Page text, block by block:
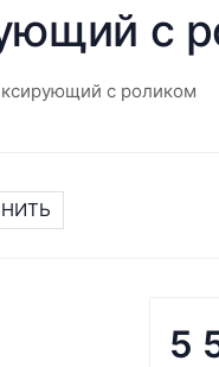
с
с роликом
5